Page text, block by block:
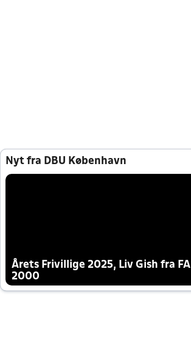
Nyt fra DBU København
Årets Frivillige 2025, Liv Gish fra FA
2000